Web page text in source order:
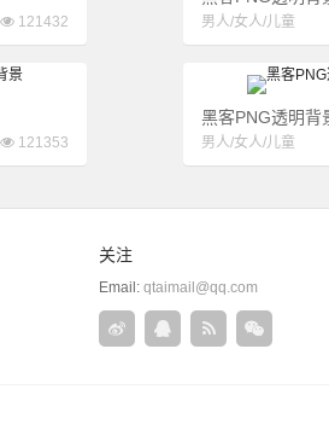
121432 男人/女人/儿童
121353
黑客PNG透明背
男人/女人/儿童
关注
Email: qtaimail@qq.com
rss